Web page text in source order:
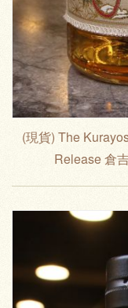
(現貨) The
Release 倉